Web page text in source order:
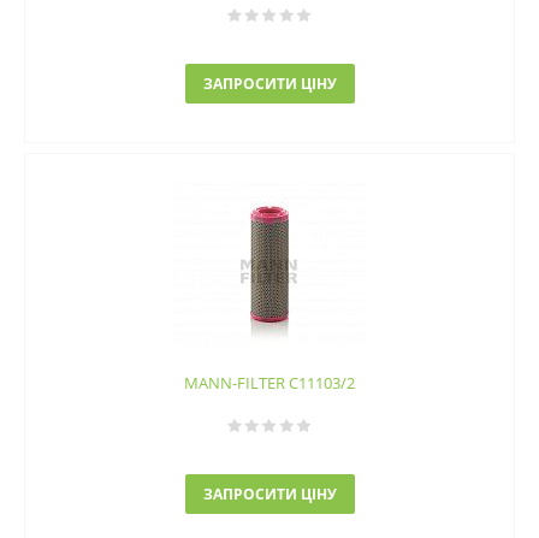
ЗАПРОСИТИ ЦІНУ
MANN-FILTER C11103/2
ЗАПРОСИТИ ЦІНУ